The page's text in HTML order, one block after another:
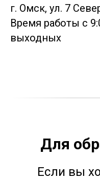
г. Омск, ул. 7
Время работы с
выходных
Для
Если вы